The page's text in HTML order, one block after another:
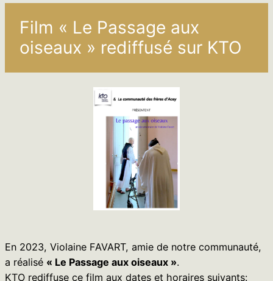
Film « Le Passage aux
oiseaux » rediffusé sur KTO
En 2023, Violaine FAVART, amie de notre communauté,
a réalisé « Le Passage aux oiseaux ».
KTO rediffuse ce film aux dates et horaires suivants: